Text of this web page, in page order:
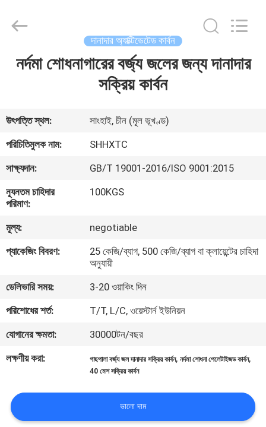
বাড়ি
আমাদের
সম্পর্কে
কারখানা
ভ্রমণ
মান
নিয়ন্ত্রণ
যোগাযোগ
করুন
সাইট
Carbon
Co.,Ltd..
দানাদার অ্যাক্টিভেটেড কার্বন
নর্দমা শোধনাগারের বর্জ্য জলের জন্য দানাদার
সক্রিয় কার্বন
উৎপত্তি স্থল:
সাংহাই, চীন (মূল ভূখণ্ড)
পরিচিতিমুলক নাম:
SHHXTC
সাক্ষ্যদান:
GB/T 19001-2016/ISO 9001:2015
ন্যূনতম চাহিদার
পরিমাণ:
100KGS
মূল্য:
negotiable
প্যাকেজিং বিবরণ:
25 কেজি/ব্যাগ, 500 কেজি/ব্যাগ বা ক্লায়েন্টের চাহিদা
অনুযায়ী
ডেলিভারি সময়:
3-20 ওয়াকিং দিন
পরিশোধের শর্ত:
T/T, L/C, ওয়েস্টার্ন ইউনিয়ন
যোগানের ক্ষমতা:
30000টন/বছর
লক্ষণীয় করা:
গাছপালা বর্জ্য জল দানাদার সক্রিয় কার্বন,নর্দমা শোধনা পেলেটাইজড কার্বন,
40 মেশ সক্রিয় কার্বন
ভালো দাম